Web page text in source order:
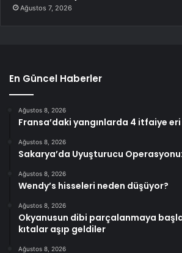
Ağustos 7, 2026
En Güncel Haberler
Ağustos 8, 2026
Fransa’daki yangınlarda 4 itfaiye
Ağustos 8, 2026
Sakarya’da Uyuşturucu
Ağustos 8, 2026
Wendy’s hisseleri neden düşüyor?
Ağustos 8, 2026
Okyanusun dibi parçalanmaya
kıtalar aşıp geldiler
Ağustos 8, 2026